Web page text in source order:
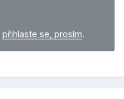
přihlaste se, prosím.